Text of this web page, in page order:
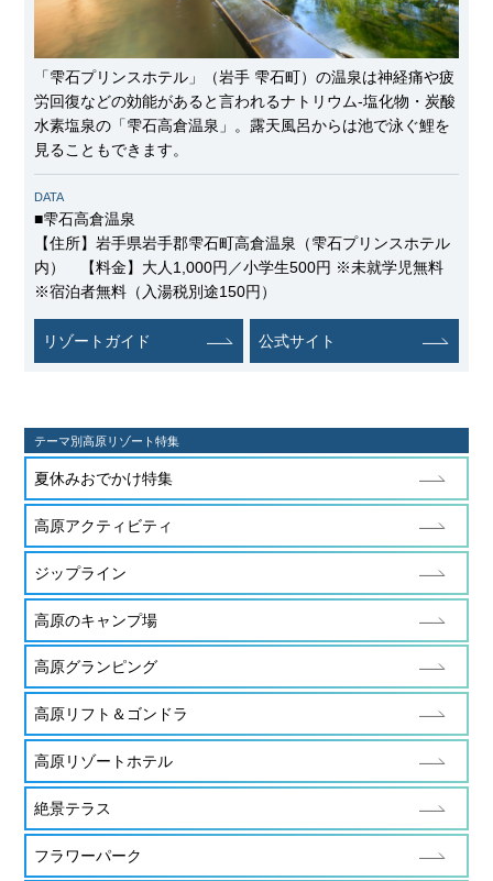
「雫石プリンスホテル」（岩手 雫石町）の温泉は神経痛や疲
労回復などの効能があると言われるナトリウム-塩化物・炭酸
水素塩泉の「雫石高倉温泉」。露天風呂からは池で泳ぐ鯉を
見ることもできます。
DATA
■雫石高倉温泉
【住所】岩手県岩手郡雫石町高倉温泉（雫石プリンスホテル
内） 【料金】大人1,000円／小学生500円 ※未就学児無料
※宿泊者無料（入湯税別途150円）
リゾートガイド 公式サイト
テーマ別高原リゾート特集
夏休みおでかけ特集
高原アクティビティ
ジップライン
高原のキャンプ場
高原グランピング
高原リフト＆ゴンドラ
高原リゾートホテル
絶景テラス
フラワーパーク